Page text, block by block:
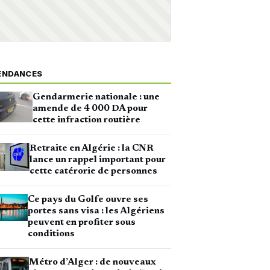
Gendarmerie nationale : une
amende de 4 000 DA pour
cette infraction routière
Retraite en Algérie : la CNR
lance un rappel important pour
cette catérorie de personnes
Ce pays du Golfe ouvre ses
portes sans visa : les Algériens
peuvent en profiter sous
conditions
Métro d’Alger : de nouveaux